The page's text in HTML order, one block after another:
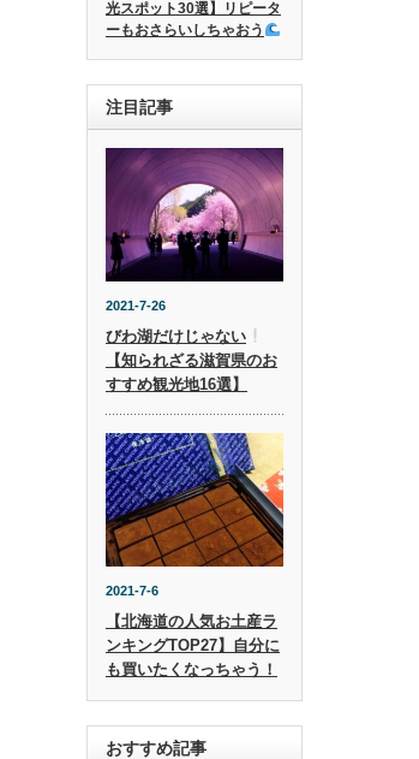
光スポット30選】リピータ
ーもおさらいしちゃおう
注目記事
2021-7-26
びわ湖だけじゃない
【知られざる滋賀県のお
すすめ観光地16選】
2021-7-6
【北海道の人気お土産ラ
ンキングTOP27】自分に
も買いたくなっちゃう！
おすすめ記事